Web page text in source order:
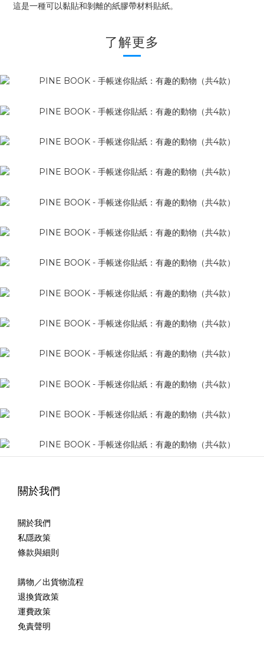
這是一種可以黏貼和剝離的紙膠帶材料貼紙。
了解更多
關於我們
關於我們
私隱政策
條款與細則
購物／出貨物流程
退換貨政策
運費政策
免責聲明